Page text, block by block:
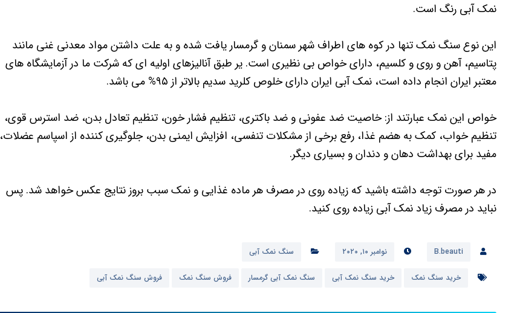
نمک آبی رنگ است.
این نوع سنگ نمک تنها در کوه های اطراف شهر سمنان و گرمسار یافت شده و به علت داشتن مواد معدنی غنی مانند
پتاسیم، آهن و روی و کلسیم، دارای خواص بی نظیری است. یر طبق آنالیزهای اولیه ای که شرکت ما در آزمایشگاه های
معتبر ایران انجام داده است، نمک آبی ایران دارای خلوص کلرید سدیم بالاتر از ۹۵% می باشد.
خواص این نمک عبارتند از: خاصیت ضد عفونی و ضد باکتری، تنظیم فشار خون، تنظیم تعادل بدن، ضد استرس قوی،
تنظیم خواب، کمک به هضم غذا، رفع برخی از مشکلات تنفسی، افزایش ایمنی بدن، جلوگیری کننده از اسپاسم عضلات،
مفید برای بهداشت دهان و دندان و بسیاری دیگر.
در هر صورت توجه داشته باشید که زیاده روی در مصرف هر ماده غذایی و نمک سبب بروز نتایج عکس خواهد شد. پس
نباید در مصرف زیاد نمک آبی زیاده روی کنید.
B.beauti نوامبر ۱۰, ۲۰۲۰ سنگ نمک آبی
خرید سنگ نمک خرید سنگ نمک آبی سنگ نمک آبی گرمسار فروش سنگ نمک فروش سنگ نمک آبی